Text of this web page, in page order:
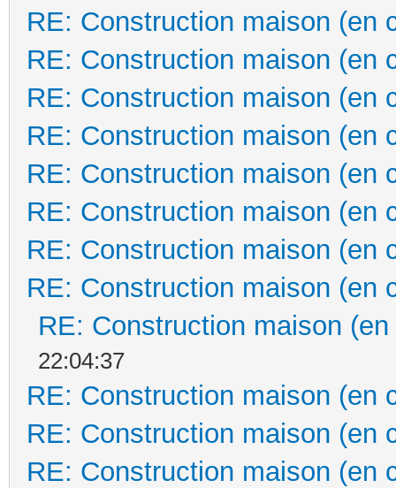
RE: Construction maison (en
RE: Construction maison (en
RE: Construction maison (en
RE: Construction maison (en
RE: Construction maison (en
RE: Construction maison (en
RE: Construction maison (en
RE: Construction maison (en
RE: Construction maison
22:04:37
RE: Construction maison (en
RE: Construction maison (en
RE: Construction maison (en